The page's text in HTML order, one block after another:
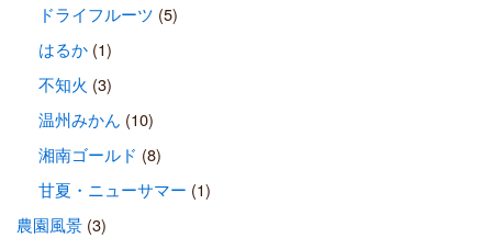
ドライフルーツ (5)
はるか(1)
不知火 (3)
温州みかん (10)
湘南ゴールド (8)
甘夏・ニューサマー (1)
農園風景(3)